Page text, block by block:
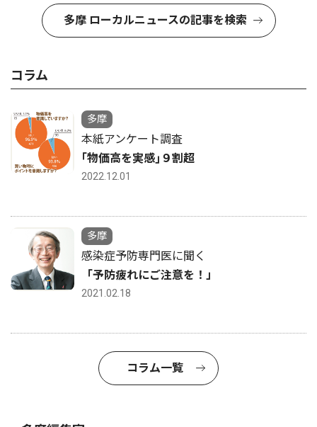
多摩 ローカルニュースの記事を検索
コラム
多摩
本紙アンケート調査
｢物価高を実感｣９割超
2022.12.01
多摩
感染症予防専門医に聞く
「予防疲れにご注意を！」
2021.02.18
コラム一覧